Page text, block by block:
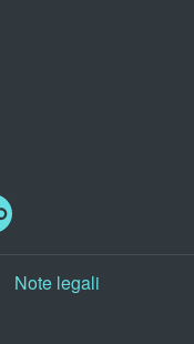
Note legali